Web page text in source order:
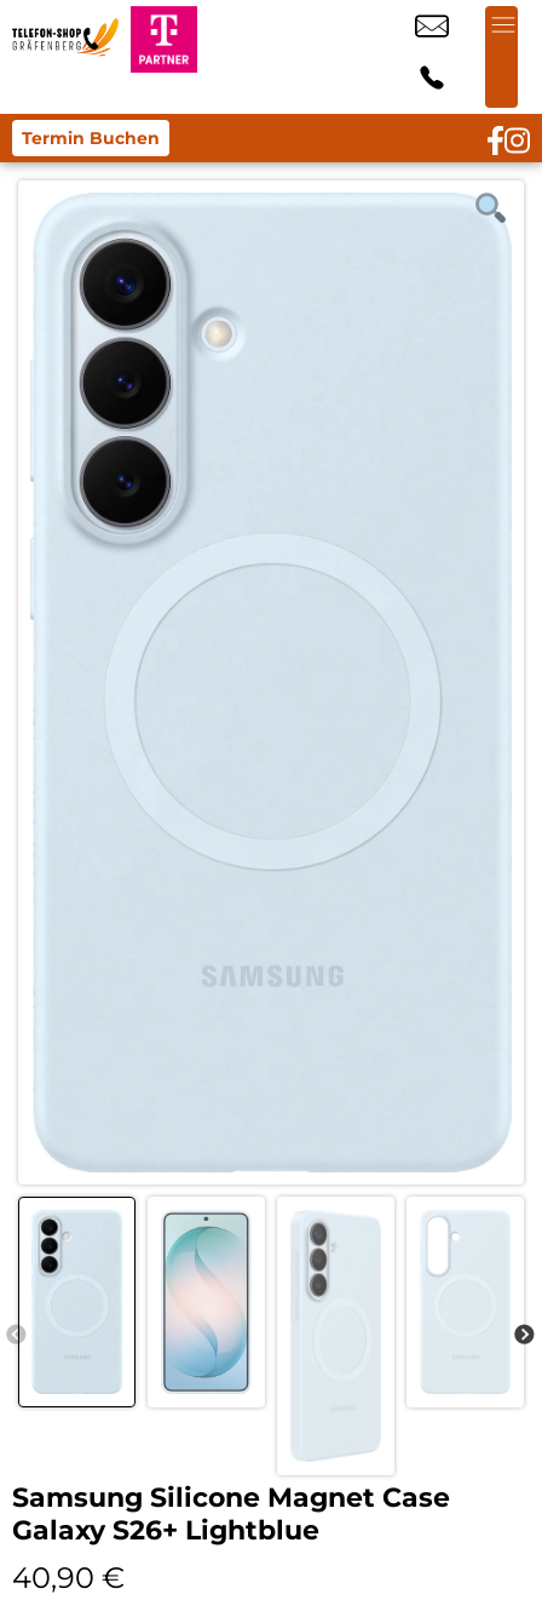
Termin Buchen
Samsung Silicone Magnet Case
Galaxy S26+ Lightblue
40,90 €